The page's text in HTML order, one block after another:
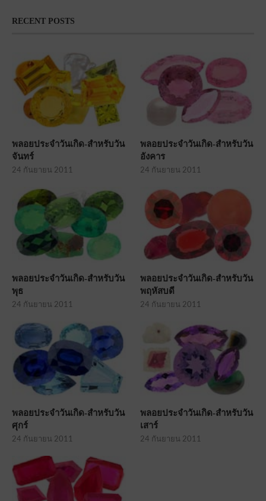
RECENT POSTS
พลอยประจำวันเกิด-สำหรับวัน
จันทร์
24 กันยายน 2011
พลอยประจำวันเกิด-สำหรับวัน
อังคาร
24 กันยายน 2011
พลอยประจำวันเกิด-สำหรับวัน
พุธ
24 กันยายน 2011
พลอยประจำวันเกิด-สำหรับวัน
พฤหัสบดี
24 กันยายน 2011
พลอยประจำวันเกิด-สำหรับวัน
ศุกร์
24 กันยายน 2011
พลอยประจำวันเกิด-สำหรับวัน
เสาร์
24 กันยายน 2011